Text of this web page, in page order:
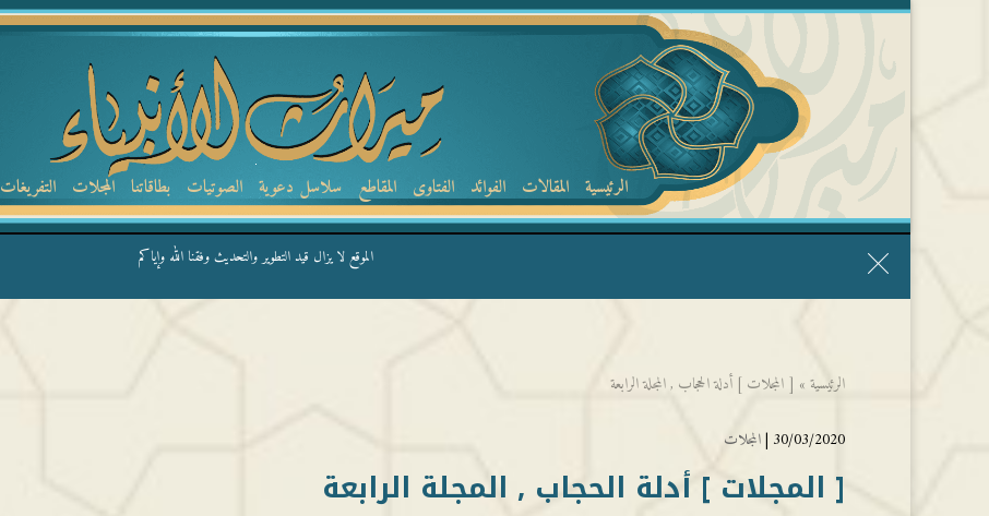
الرئيسية المقالات الفوائد الفتاوى المقاطع سلاسل دعوية الصوتيات بطاقاتنا المجلات التفريغات
الموقع لا يزال قيد التطوير والتحديث وفقنا الله وإياكم
الرئيسية » [ المجلات ] أدلة الحجاب , المجلة الرابعة
30/03/2020 | المجلات
[ المجلات ] أدلة الحجاب , المجلة الرابعة